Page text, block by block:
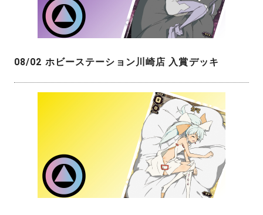
08/02 ホビーステーション川崎店 入賞デッキ